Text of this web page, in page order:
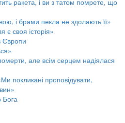
ракета, і ви з татом помрете, що
і брами пекла не здолають її»
є своя історія»
Європи
але всім серцем надіялася
покликані проповідувати,
Бога